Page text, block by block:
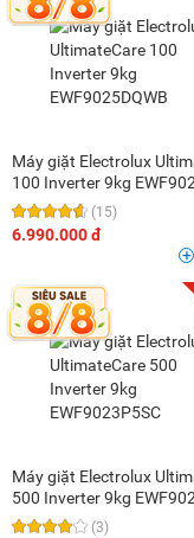
20 triệu - 25 triệu
25 triệu - 30 triệu
(5)
30 triệu - 40 triệu
40 triệu - 50 triệu
Máy giặt Electrolux
100 Inverter 9kg
(15)
6.990.000 đ
Máy giặt Electrolux
500 Inverter 9kg
(3)